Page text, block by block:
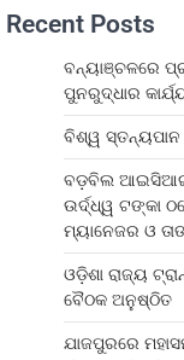
Recent Posts
ବନ୍ୟାଞ୍ଚଳରେ
ପୁନରୁଦ୍ଧାର
ବିଶ୍ୱ ସ୍ତନ୍ୟପାନ
ବଡ଼ବିଲ
ଉର୍ଦ୍ଧ୍ୱ ଟଙ୍କା
ମ୍ୟାନେଜର ଓ
ଓଡ଼ିଶା ରାଜ୍ୟ
ବୈଠକ ଅନୁଷ୍ଠିତ
ଯାଜପୁରରେ